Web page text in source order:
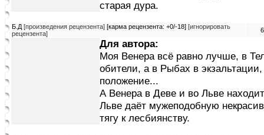
старая дура.
Б.Д [произведения рецензента] [карма рецензента: +0/-18] [игнорировать
рецензента]
Для автора:
Моя Венера всё равно лучше, в
обители, а в Рыбах в
положение...
А Венера в Деве и во Льве
Льве даёт мужеподобную
тягу к лесбиянству.